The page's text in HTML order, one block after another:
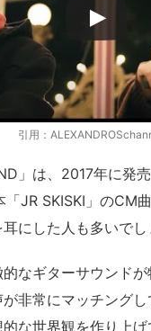
引用：
」は、2017年に発
「JR SKISKI」のCM
にした人も多いでし
なギターサウンド
非常にマッチング
な世界観を作り上